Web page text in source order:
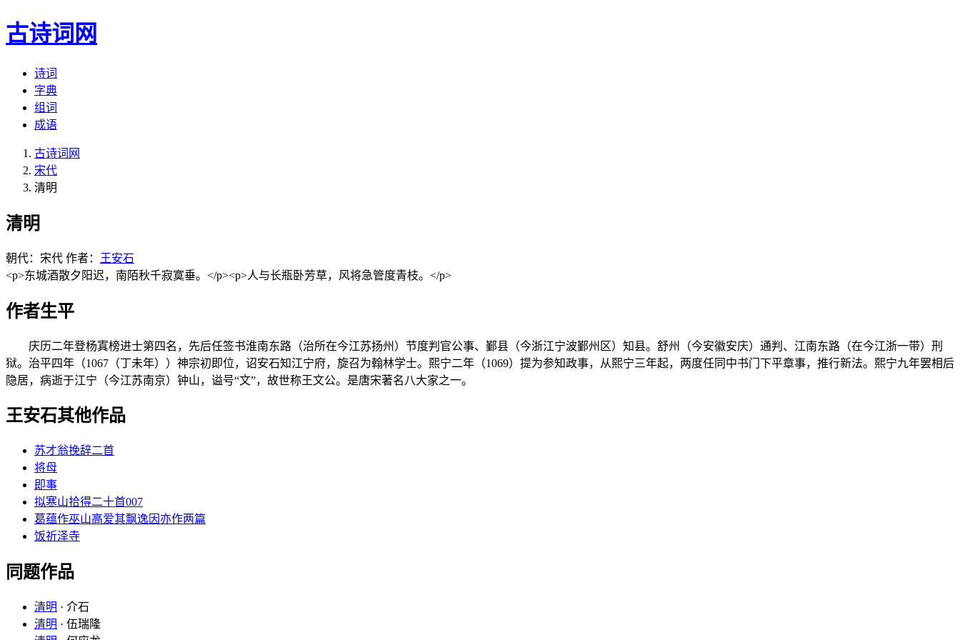
古诗词网
诗词
字典
组词
成语
古诗词网
宋代
清明
清明
朝代：宋代 作者：
王安石
<p>东城酒散夕阳迟，南陌秋千寂寞垂。</p><p>人与长瓶卧芳草，风将急管度青枝。</p>
作者生平
庆历二年登杨寘榜进士第四名，先后任签书淮南东路（治所在今江苏扬州）节度判官公事、鄞县（今浙江宁波鄞州区）知县。舒州（今安徽安庆）通判、江南东路（在今江浙一带）刑
狱。治平四年（1067（丁未年））神宗初即位，诏安石知江宁府，旋召为翰林学士。熙宁二年（1069）提为参知政事，从熙宁三年起，两度任同中书门下平章事，推行新法。熙宁九年罢相后
隐居，病逝于江宁（今江苏南京）钟山，谥号“文”，故世称王文公。是唐宋著名八大家之一。
王安石其他作品
苏才翁挽辞二首
将母
即事
拟寒山拾得二十首007
葛蕴作巫山高爱其飘逸因亦作两篇
饭祈泽寺
同题作品
清明 · 介石
清明 · 伍瑞隆